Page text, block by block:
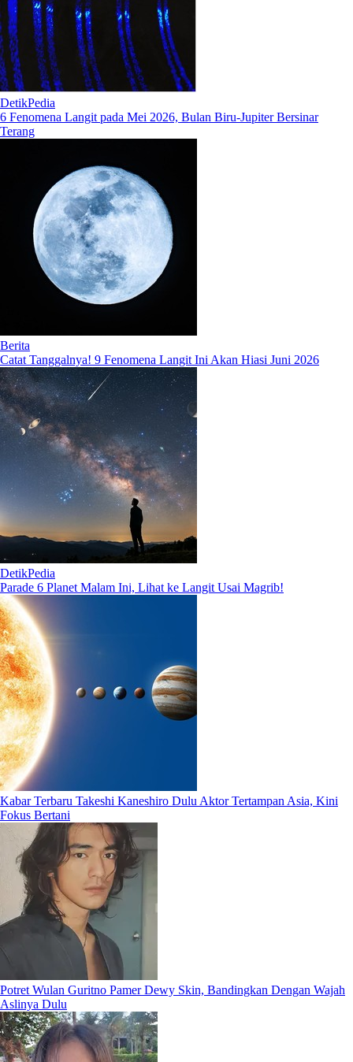
DetikPedia
6 Fenomena Langit pada Mei 2026, Bulan Biru-Jupiter Bersinar
Terang
Berita
Catat Tanggalnya! 9 Fenomena Langit Ini Akan Hiasi Juni 2026
DetikPedia
Parade 6 Planet Malam Ini, Lihat ke Langit Usai Magrib!
Kabar Terbaru Takeshi Kaneshiro Dulu Aktor Tertampan Asia, Kini
Fokus Bertani
Potret Wulan Guritno Pamer Dewy Skin, Bandingkan Dengan Wajah
Aslinya Dulu